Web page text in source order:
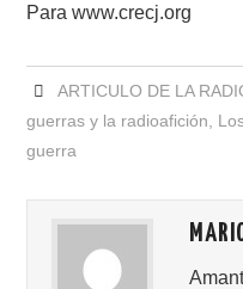
Para www.crecj.org
ARTICULO DE LA
guerras y la radioafición
guerra